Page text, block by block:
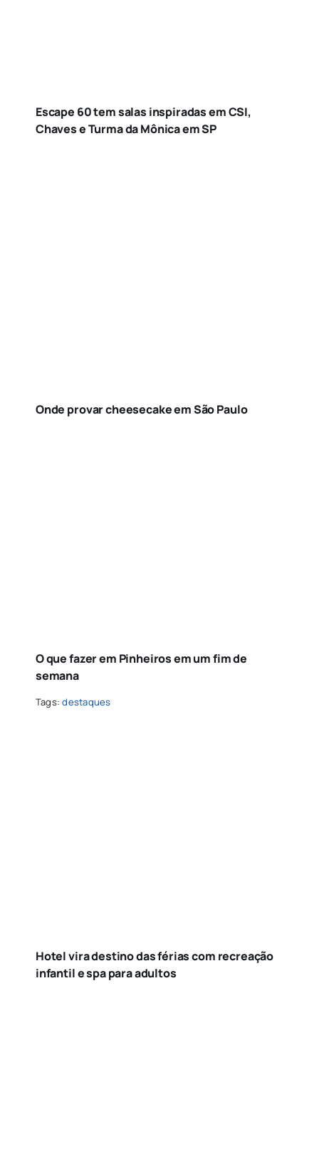
Escape 60 tem salas inspiradas em CSI,
Chaves e Turma da Mônica em SP
Onde provar cheesecake em São Paulo
O que fazer em Pinheiros em um fim de
semana
Tags:destaques
Hotel vira destino das férias com recreação
infantil e spa para adultos